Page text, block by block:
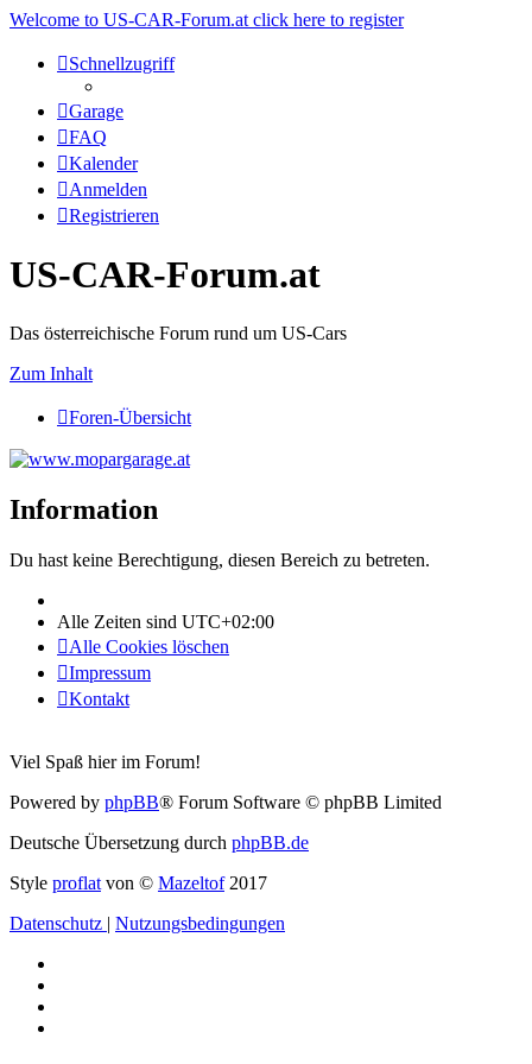
Welcome to US-CAR-Forum.at click here to register
Schnellzugriff
Garage
FAQ
Kalender
Anmelden
Registrieren
US-CAR-Forum.at
Das österreichische Forum rund um US-Cars
Zum Inhalt
Foren-Übersicht
Information
Du hast keine Berechtigung, diesen Bereich zu betreten.
Alle Zeiten sind UTC+02:00
Alle Cookies löschen
Impressum
Kontakt
Viel Spaß hier im Forum!
Powered by phpBB® Forum Software © phpBB Limited
Deutsche Übersetzung durch phpBB.de
Style proflat von © Mazeltof2017
Datenschutz | Nutzungsbedingungen